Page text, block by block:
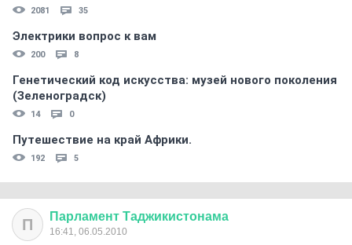
2081 35
Электрики вопрос к вам
200 8
Генетический код искусства: музей нового поколения
(Зеленоградск)
14 0
Путешествие на край Африки.
192 5
П Парламент Таджикистонама
16:41, 06.05.2010